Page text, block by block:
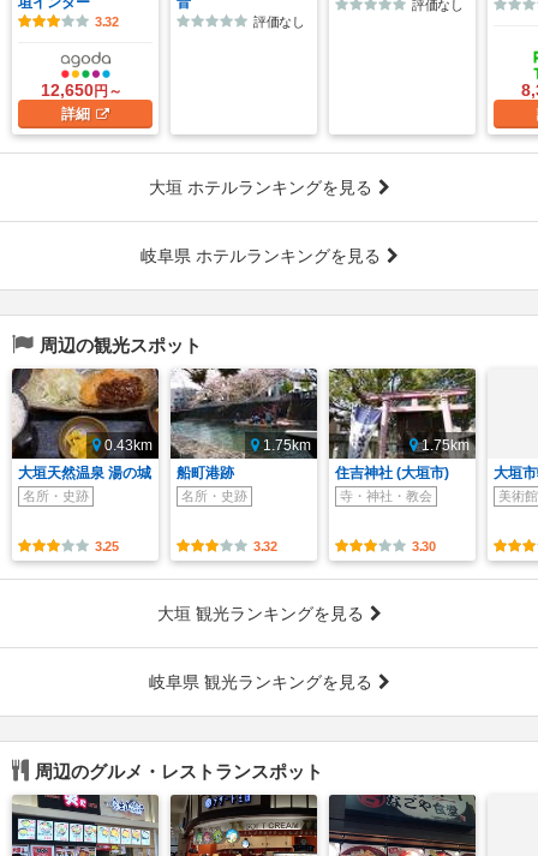
3.32
12,650円～
詳細
評価なし
評価なし
大垣 ホテルランキングを見る
岐阜県 ホテルランキングを見る
周辺の観光スポット
0.43km
大垣天然温泉 湯の城
名所・史跡
3.25
1.75km
船町港跡
名所・史跡
3.32
1.75km
住吉神社 (大垣市)
寺・神社・教会
3.30
大垣
美術
大垣 観光ランキングを見る
岐阜県 観光ランキングを見る
周辺のグルメ・レストランスポット